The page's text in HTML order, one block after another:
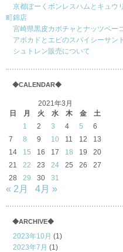
京都ぽーくボンレスハムとキュウ
町錦店
宮崎県黒皮カボチャとナッツベー
アボカドとエビのスパイシーサン
シュトレン販売について
◆CALENDAR◆
2021年3月
日
月 火 水 木 金
土
1
2 3 4 5
6
7
8 9 10 11 12
13
14
15 16 17 18 19
20
21
22 23 24 25 26
27
28
29 30 31
« 2月 4月 »
◆ARCHIVE◆
2023年10月 (1)
2023年7月 (1)